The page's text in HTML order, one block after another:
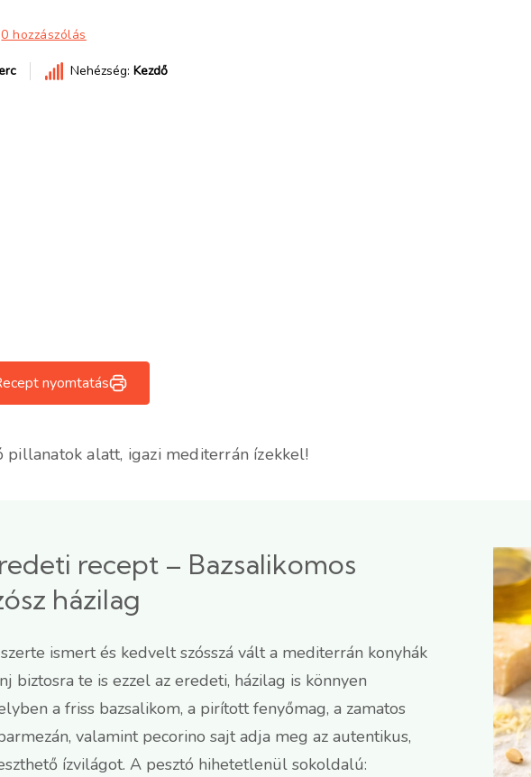
0 hozzászólás
Nehézség: Kezdő
nyomtatás
pillanatok alatt, igazi mediterrán ízekkel!
recept – Bazsalikomos
házilag
ismert és kedvelt szósszá vált a mediterrán konyhák
biztosra te is ezzel az eredeti, házilag is könnyen
a friss bazsalikom, a pirított fenyőmag, a zamatos
valamint pecorino sajt adja meg az autentikus,
ízvilágot. A pesztó hihetetlenül sokoldalú: